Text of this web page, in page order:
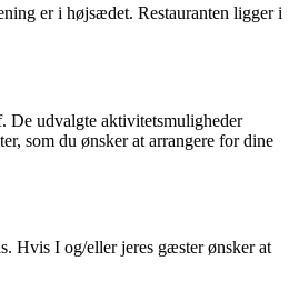
er i højsædet. Restauranten ligger i
De udvalgte aktivitetsmuligheder
som du ønsker at arrangere for dine
Hvis I og/eller jeres gæster ønsker at